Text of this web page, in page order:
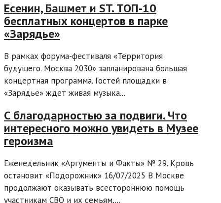
Есенин, Башмет и ST. ТОП-10
бесплатных концертов в парке
«Зарядье»
В рамках форума-фестиваля «Территория
будущего. Москва 2030» запланирована большая
концертная программа. Гостей площадки в
«Зарядье» ждет живая музыка...
С благодарностью за подвиги. Что
интересного можно увидеть в Музее
героизма
Еженедельник «Аргументы и Факты» № 29. Кровь
остановит «Подорожник» 16/07/2025 В Москве
продолжают оказывать всестороннюю помощь
участникам СВО и их семьям,...